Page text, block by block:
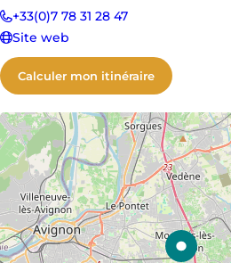
+33(0)7 78 31 28 47
Site web
Calculer mon itinéraire